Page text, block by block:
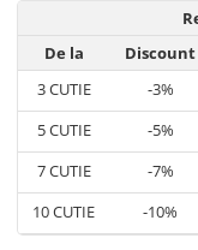
Amestecatoare
Scule de mana
Surubelnite, clesti si
Ciocane si topoare
Dalti, spituri, leviere
Cuttere, cutite si
Fierastraie
De la
Discount
3CUTIE -3%
5CUTIE -5%
7CUTIE -7%
10CUTIE -10%